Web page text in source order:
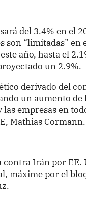
del 3.4% en el
son “limitadas” en
año, hasta el
un 2.9%.
derivado del
un aumento
las empresas en
Mathias Cormann.
contra Irán por EE.
máxime por el